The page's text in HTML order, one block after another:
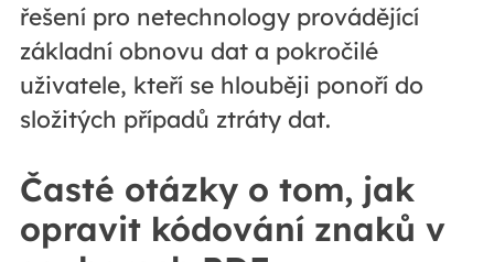
řešení pro netechnology provádějící
základní obnovu dat a pokročilé
uživatele, kteří se hlouběji ponoří do
složitých případů ztráty dat.
Časté otázky o tom, jak
opravit kódování znaků v